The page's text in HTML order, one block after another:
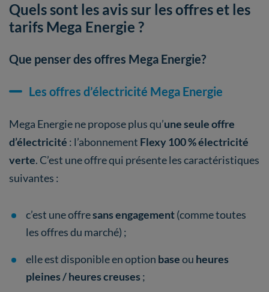
Quels sont les avis sur les offres et les
tarifs Mega Energie ?
Que penser des offres Mega Energie?
Les offres d’électricité Mega Energie
Mega Energie ne propose plus qu’une seule offre
d’électricité : l’abonnement Flexy 100 % électricité
verte. C’est une offre qui présente les caractéristiques
suivantes :
c’est une offresans engagement(comme toutes
les offres du marché) ;
elle est disponible en option baseou heures
pleines / heures creuses ;